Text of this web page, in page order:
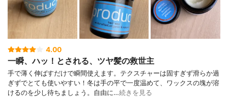
4.00
一瞬、ハッ！とされる、ツヤ髪の救世主
手で薄く伸ばすだけで瞬間使えます。テクスチャーは固すぎず滑らか過
ぎずでとても使いやすい！冬は手の平で一度温めて、ワックスの塊が溶
けるのを少し待ちましょう。自由に…続きを見る